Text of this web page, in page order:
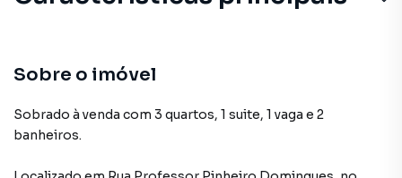
Sobre o imóvel
Sobrado à venda com 3 quartos, 1 suite, 1 vaga e 2
banheiros.